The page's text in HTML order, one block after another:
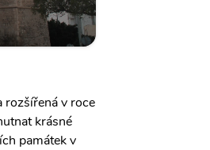
rozšířená v roce
krásné
památek v